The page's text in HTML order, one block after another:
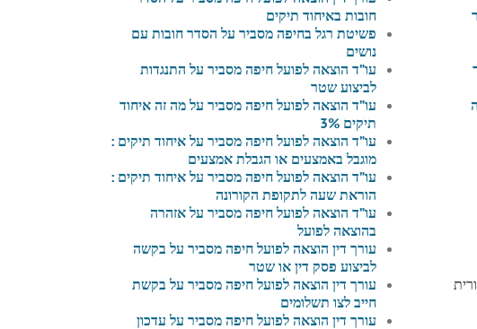
חובות באיחוד תיקים
פשיטת רגל בחיפה מסביר על הסדר חובות עם
נושים
עו”ד הוצאה לפועל חיפה מסביר על התנגדות
לביצוע שטר
עו”ד הוצאה לפועל חיפה מסביר על מה זה איחוד
תיקים 3%
עו”ד הוצאה לפועל חיפה מסביר על איחוד תיקים :
מוגבל באמצעים או הגבלת אמצעים
עו”ד הוצאה לפועל חיפה מסביר על איחוד תיקים :
הוראת שעה לתקופת הקורונה
עו”ד הוצאה לפועל חיפה מסביר על אזהרה
בהוצאה לפועל
עורך דין הוצאה לפועל חיפה מסביר על בקשה
לביצוע פסק דין או שטר
עורך דין הוצאה לפועל חיפה מסביר על בקשת
חייב לצו תשלומים
עורך דין הוצאה לפועל חיפה מסביר על עדכון